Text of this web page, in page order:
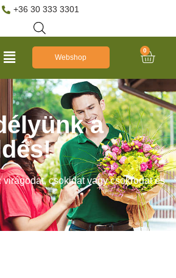
+36 30 333 3301
Webshop
0
a
csokidat vagy csokrodat és